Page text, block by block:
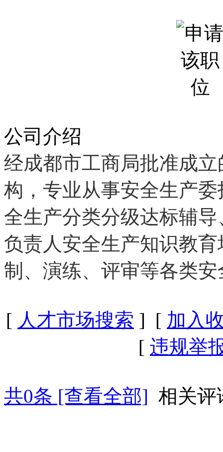
公司介绍
经成都市工商局批准成
构，专业从事安全生产
全生产分类分级达标辅
负责人安全生产知识教
制、演练、评审等各类
[ 人才市场搜索 ] [ 加入
[ 违规举
共0条 [查看全部] 相关评